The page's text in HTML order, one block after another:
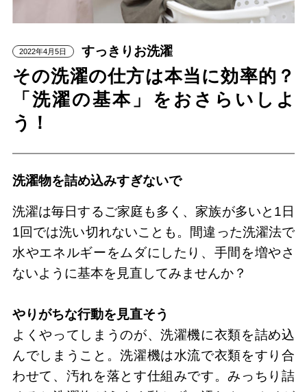
2022年4月5日 すっきりお洗濯
その洗濯の仕方は本当に効率的？
「洗濯の基本」をおさらいしよ
う！
洗濯物を詰め込みすぎないで
洗濯は毎日するご家庭も多く、家族が多いと1日
1回では洗い切れないことも。間違った洗濯法で
水やエネルギーをムダにしたり、手間を増やさ
ないように基本を見直してみませんか？
やりがちな行動を見直そう
よくやってしまうのが、洗濯機に衣類を詰め込
んでしまうこと。洗濯機は水流で衣類をすり合
わせて、汚れを落とす仕組みです。みっちり詰